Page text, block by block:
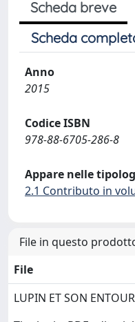
Scheda breve
Scheda
Anno
2015
Codice ISBN
978-88-6705-286-8
Appare nelle
2.1 Contributo in
File in questo
File
LUPIN ET SON